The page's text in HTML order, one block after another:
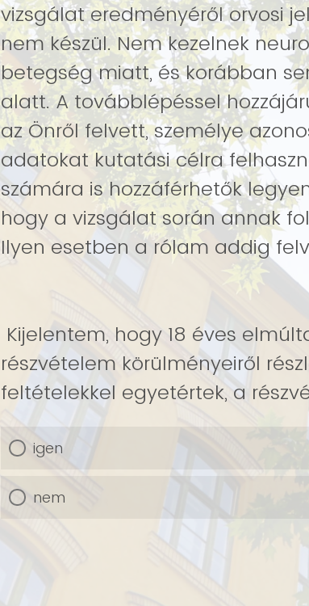
vizsgálat eredményéről orvosi
nem készül. Nem kezelnek neurológiai vagy pszichiátriai
betegség miatt, és korábban
alatt. A továbblépéssel hozzájárul ahhoz, hogy a vizsgálat során
az Önről felvett, személye
adatokat kutatási célra
számára is hozzáférhetők
hogy a vizsgálat során annak
Ilyen esetben a rólam addig
Kijelentem, hogy 18 éves
részvételem körülményeiről
feltételekkel egyetértek, a
igen
nem